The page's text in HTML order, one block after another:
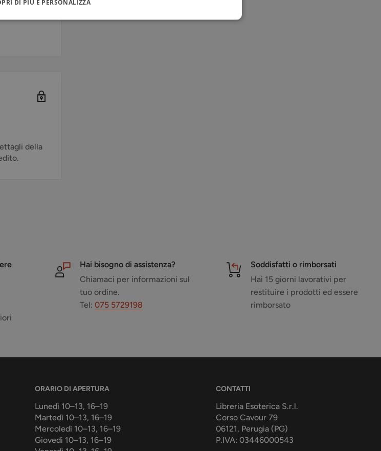
della
Hai bisogno di assistenza?
Chiamaci per informazioni sul
tuo ordine.
Tel: 075 5729198
Soddisfatti o rimborsati
Hai 15 giorni lavorativi per
restituire i prodotti ed essere
rimborsato
ORARIO DI APERTURA
Lunedì 10–13, 16–19
Martedì 10–13, 16–19
Mercoledì 10–13, 16–19
Giovedì 10–13, 16–19
CONTATTI
Libreria Esoterica S.r.l.
Corso Cavour 79
06121, Perugia (PG)
P.IVA: 03446000543
DI PIÙ E PERSONALIZZA